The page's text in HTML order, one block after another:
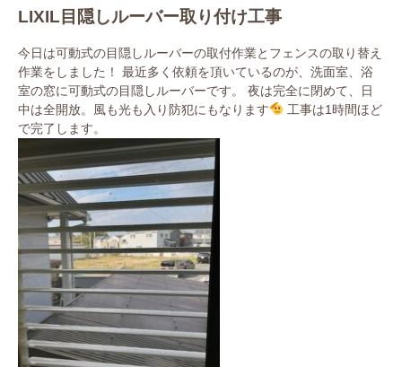
LIXIL目隠しルーバー取り付け工事
今日は可動式の目隠しルーバーの取付作業とフェンスの取り替え
作業をしました！ 最近多く依頼を頂いているのが、洗面室、浴
室の窓に可動式の目隠しルーバーです。 夜は完全に閉めて、日
中は全開放。風も光も入り防犯にもなります
工事は1時間ほど
で完了します。